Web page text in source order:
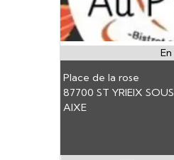
Place de la rose
87700 ST YRIEIX SOUS
AIXE